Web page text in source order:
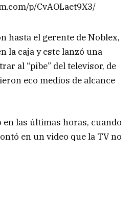
p/CvAOLaet9X3/
hasta el gerente de Noblex,
la caja y este lanzó una
al “pibe” del televisor, de
eco medios de alcance
las últimas horas, cuando
en un video que la TV no